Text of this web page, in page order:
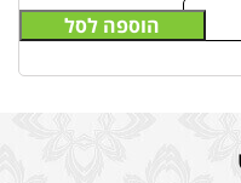
הוספה לסל